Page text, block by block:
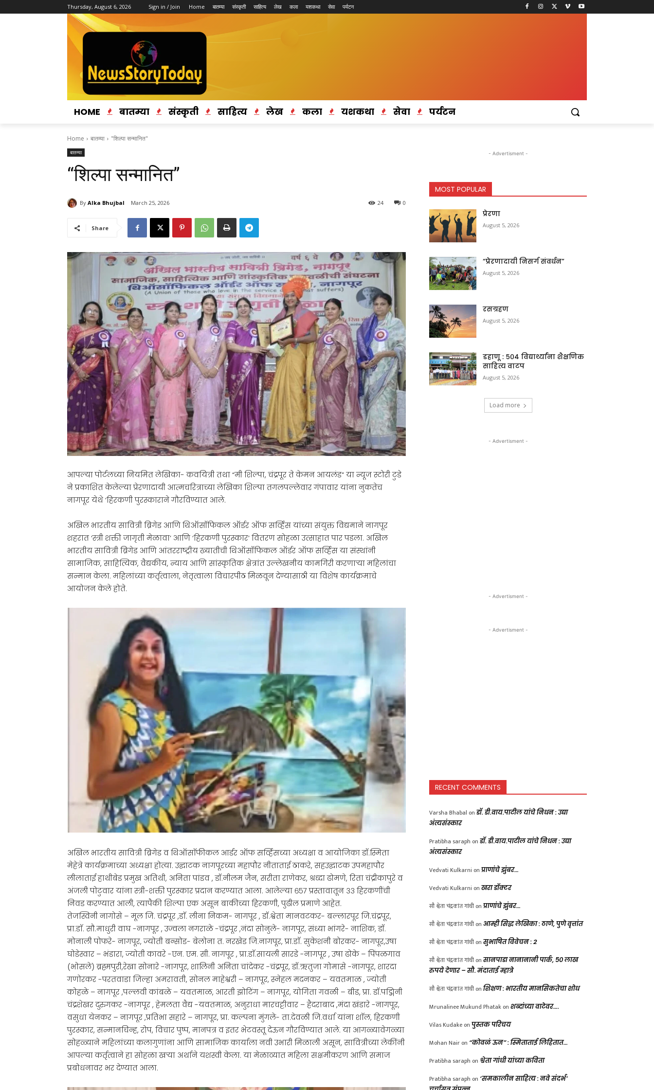
Thursday, August 6, 2026 Sign in / Join Home बातम्या संस्कृती साहित्य लेख कला यशकथा सेवा पर्यटन
HOME बातम्या संस्कृती साहित्य लेख कला यशकथा सेवा पर्यटन
Home बातम्या "शिल्पा सन्मानित"
बातम्या
“शिल्पा सन्मानित”
By Alka Bhujbal March 25, 2026 0
24
Share
आपल्या पोर्टलच्या नियमित लेखिका- कवयित्री तथा “मी शिल्पा, चंद्रपूर ते केमन आयलंड” या न्यूज स्टोरी टुडे
ने प्रकाशित केलेल्या प्रेरणादायी आत्मचरित्राच्या लेखिका शिल्पा तगलपल्लेवार गंपावार यांना नुकतेच
नागपूर येथे ‘हिरकणी पुरस्काराने गौरविण्यात आले.
अखिल भारतीय सावित्री ब्रिगेड आणि थिऑसॉफिकल ऑर्डर ऑफ सर्व्हिस यांच्या संयुक्त विद्यमाने नागपूर
शहरात ‘स्त्री शक्ती जागृती मेळावा’ आणि ‘हिरकणी पुरस्कार’ वितरण सोहळा उत्साहात पार पडला. अखिल
भारतीय सावित्री ब्रिगेड आणि आंतरराष्ट्रीय ख्यातीची थिऑसॉफिकल ऑर्डर ऑफ सर्व्हिस या संस्थांनी
सामाजिक, साहित्यिक, वैद्यकीय, न्याय आणि सांस्कृतिक क्षेत्रांत उल्लेखनीय कामगिरी करणाऱ्या महिलांचा
सन्मान केला. महिलांच्या कर्तृत्वाला, नेतृत्वाला विचारपीठ मिळवून देण्यासाठी या विशेष कार्यक्रमाचे
आयोजन केले होते.
अखिल भारतीय सावित्री ब्रिगेड व थिऑसाॅफीकल आर्डर ऑफ सर्व्हिसच्या अध्यक्षा व आयोजिका डॉ.स्मिता
मेहेत्रे कार्यक्रमाच्या अध्यक्षा होत्या. उद्घाटक नागपूरच्या महापौर नीताताई ठाकरे, सहउद्घाटक उपमहापौर
लीलाताई हाथीबेड प्रमुख अतिथी, अनिता पांडव , डॉ.नीलम जैन, सरीता राणेकर, श्रध्दा ढोमणे, रिता चंद्रीकापुरे व
अंजली पोटुवार यांना स्त्री-शक्ती पुरस्कार प्रदान करण्यात आला. आलेल्या ६५७ प्रस्तावातून ३३ हिरकणींची
निवड करण्यात आली, त्यापैकी शिल्पा एक असून बाकीच्या हिरकणी, पुढील प्रमाणे आहेत.
तेजस्विनी नागोसे – मूल जि. चंद्रपूर ,डाॅ. लीना निकम- नागपूर , डॉ.श्वेता मानवटकर- बल्लारपूर जि.चंद्रपूर,
प्रा.डाॅ. सौ.माधुरी वाघ -नागपूर , उज्वला नगराळे -चंद्रपूर ,नंदा सोनुले- नागपूर, संध्या भांगरे- नाशिक, डॉ.
मोनाली पोफरे- नागपूर, ज्योती बन्सोड- बेलोना त. नरखेड जि.नागपूर, प्रा.डाॅ. सुकेशनी बोरकर- नागपूर,उषा
घोडेस्वार – भंडारा, ज्योती कावरे -एन. एम. सी. नागपूर , प्रा.डाॅ.सायली सारडे -नागपूर , उषा ढोके – पिंपळगाव
(भोसले) ब्रह्मपुरी,रेखा सोनारे -नागपूर, शालिनी अनिता चांदेकर -चंद्रपूर, डॉ.ऋतुजा गोमासे -नागपूर, शारदा
गणोरकर -परतवाडा जिल्हा अमरावती, सोनल माहेश्वरी – नागपूर, स्नेहल मदनकर – यवतमाळ , ज्योती
कोहळे – नागपूर ,पल्लवी कांबळे – यवतमाळ, आरती झोटिंग – नागपूर, योगिता गवळी – बीड, प्रा. डॉ.पद्मिनी
चंद्रशेखर दुरुगकर -नागपूर , हेमलता वैद्य -यवतमाळ, अनुराधा मारचट्टीवार – हैदराबाद ,मंदा खंडारे -नागपूर,
वसुधा येनकर – नागपूर ,प्रतिभा सहारे – नागपूर, प्रा. कल्पना मुंगले- ता.देवळी जि.वर्धा यांना शाॅल, हिरकणी
पुरस्कार, सन्मानचिन्ह, रोप, विचार पुष्प, मानपत्र व इतर भेटवस्तू देऊन गौरविण्यात आले. या आगळ्यावेगळ्या
सोहळ्याने महिलांच्या कलागुणांना आणि सामाजिक कार्याला नवी उभारी मिळाली असून, सावित्रीच्या लेकींनी
आपल्या कर्तृत्वाने हा सोहळा खऱ्या अर्थाने यशस्वी केला. या मेळाव्यात महिला सक्षमीकरण आणि समाज
प्रबोधनावर भर देण्यात आला.
- Advertisment -
MOST POPULAR
प्रेरणा
August 5, 2026
“प्रेरणादायी निसर्ग संवर्धन”
August 5, 2026
रसग्रहण
August 5, 2026
डहाणू : ५०४ विद्यार्थ्यांना शैक्षणिक
साहित्य वाटप
August 5, 2026
Load more
- Advertisment -
- Advertisment -
- Advertisment -
RECENT COMMENTS
Varsha Bhabal on डॉ. डी.वाय.पाटील यांचे निधन : उद्या
अंत्यसंस्कार
Pratibha saraph on डॉ. डी.वाय.पाटील यांचे निधन : उद्या
अंत्यसंस्कार
Vedvati Kulkarni on प्राणांचे झुंबर…
Vedvati Kulkarni on खरा डॉक्टर
सौ श्वेता चंद्रकांत गांधी on प्राणांचे झुंबर…
सौ श्वेता चंद्रकांत गांधी on आम्ही सिद्ध लेखिका : ठाणे, पुणे वृत्तांत
सौ श्वेता चंद्रकांत गांधी on सुभाषित विवेचन : 2
सौ श्वेता चंद्रकांत गांधी on सानपाडा नानानानी पार्क, ५० लाख
रुपये देणार – सौ. मंदाताई म्हात्रे
सौ श्वेता चंद्रकांत गांधी on शिक्षण : भारतीय मानसिकतेचा शोध
Mrunalinee Mukund Phatak on शब्दांच्या वाटेवर….
Vilas Kudake on पुस्तक परिचय
Mohan Nair on “कोवळं ऊन” : स्मिताताई लिहितात…
Pratibha saraph on श्वेता गांधी यांच्या कविता
Pratibha saraph on ‘समकालीन साहित्य : नवे संदर्भ’